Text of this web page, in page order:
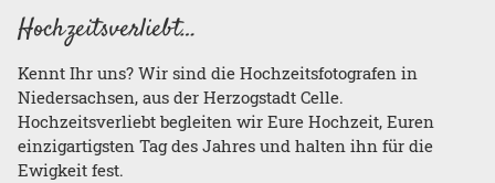
Hochzeitsverliebt…
Kennt Ihr uns? Wir sind die Hochzeitsfotografen in
Niedersachsen, aus der Herzogstadt Celle.
Hochzeitsverliebt begleiten wir Eure Hochzeit, Euren
einzigartigsten Tag des Jahres und halten ihn für die
Ewigkeit fest.